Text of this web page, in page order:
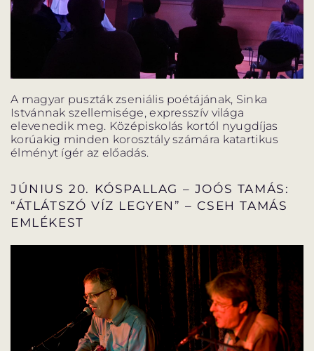
A magyar puszták zseniális poétájának, Sinka
Istvánnak szellemisége, expresszív világa
elevenedik meg. Középiskolás kortól nyugdíjas
korúakig minden korosztály számára katartikus
élményt ígér az előadás.
JÚNIUS 20. KÓSPALLAG – JOÓS TAMÁS:
“ÁTLÁTSZÓ VÍZ LEGYEN” – CSEH TAMÁS
EMLÉKEST